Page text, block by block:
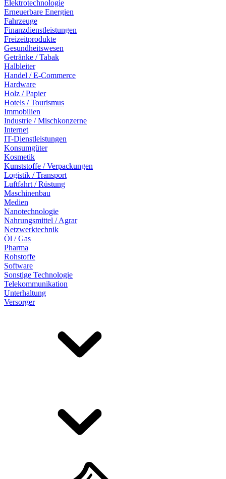
Elektrotechnologie
Erneuerbare Energien
Fahrzeuge
Finanzdienstleistungen
Freizeitprodukte
Gesundheitswesen
Getränke / Tabak
Halbleiter
Handel / E-Commerce
Hardware
Holz / Papier
Hotels / Tourismus
Immobilien
Industrie / Mischkonzerne
Internet
IT-Dienstleistungen
Konsumgüter
Kosmetik
Kunststoffe / Verpackungen
Logistik / Transport
Luftfahrt / Rüstung
Maschinenbau
Medien
Nanotechnologie
Nahrungsmittel / Agrar
Netzwerktechnik
Öl / Gas
Pharma
Rohstoffe
Software
Sonstige Technologie
Telekommunikation
Unterhaltung
Versorger